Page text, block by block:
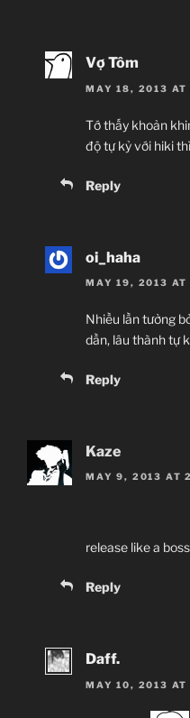
Vợ Tôm
MAY 18, 2013
Tớ thấy khoản
độ tự kỷ với hiki
Reply
oi_haha
MAY 19, 2013 AT
Nhiều lần tưởng
dần, lâu thành tự
Reply
Kaze
MAY 9, 2013 AT
release like a boss
Reply
Daff.
MAY 10, 2013